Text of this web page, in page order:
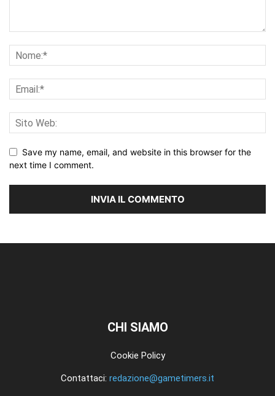
Save my name, email, and website in this browser for the
next time I comment.
CHI SIAMO
Cookie Policy
Contattaci: redazione@gametimers.it